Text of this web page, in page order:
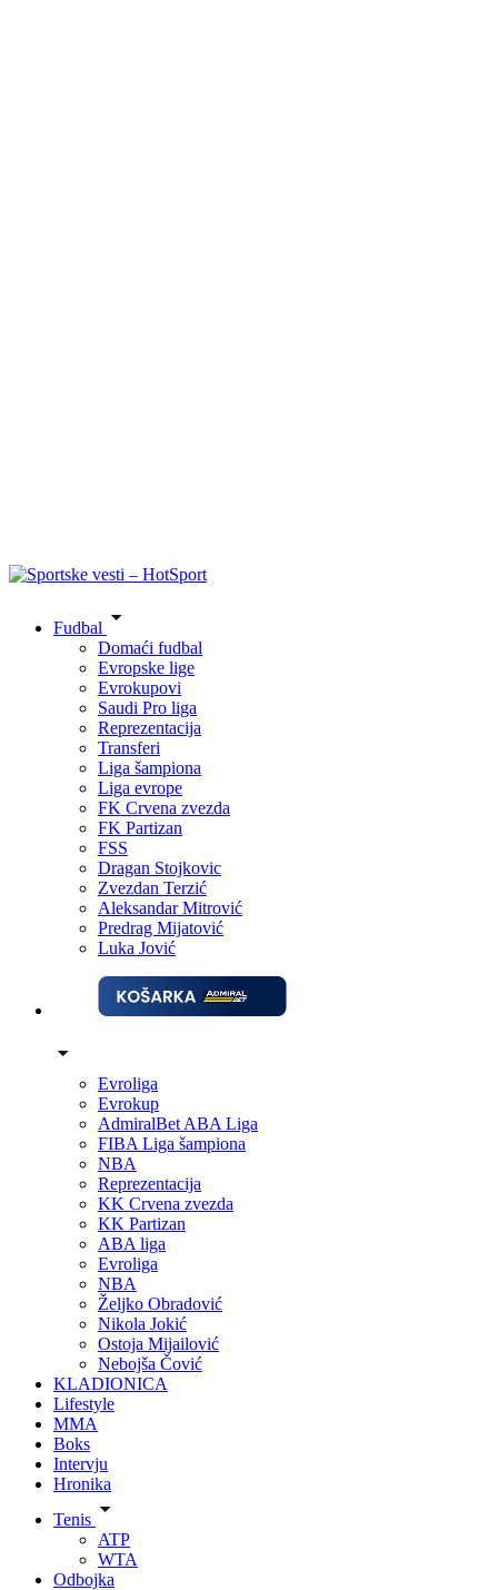
Fudbal
Domaći fudbal
Evropske lige
Evrokupovi
Saudi Pro liga
Reprezentacija
Transferi
Liga šampiona
Liga evrope
FK Crvena zvezda
FK Partizan
FSS
Dragan Stojkovic
Zvezdan Terzić
Aleksandar Mitrović
Predrag Mijatović
Luka Jović
Evroliga
Evrokup
AdmiralBet ABA Liga
FIBA Liga šampiona
NBA
Reprezentacija
KK Crvena zvezda
KK Partizan
ABA liga
Evroliga
NBA
Željko Obradović
Nikola Jokić
Ostoja Mijailović
Nebojša Čović
KLADIONICA
Lifestyle
MMA
Boks
Intervju
Hronika
Tenis
ATP
WTA
Odbojka